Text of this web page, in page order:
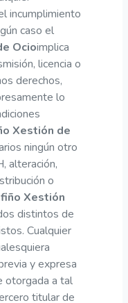
incumplimiento
caso el
Ocioimplica
licencia o
derechos,
lo
Xestión de
ningún otro
alteración,
o
Xestión
distintos de
Cualquier
y expresa
otorgada a tal
titular de